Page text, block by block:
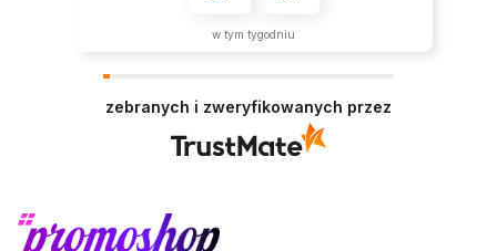
w tym tygodniu
zebranych i zweryfikowanych przez